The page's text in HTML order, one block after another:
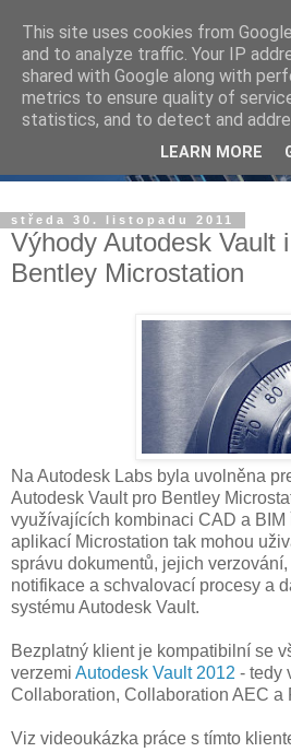
středa 30. listopadu 2011
Výhody Autodesk Vault
Bentley Microstation
Na Autodesk Labs byla uvolněna
Autodesk Vault pro Bentley
využívajících kombinaci CAD a BIM
aplikací Microstation tak mohou
správu dokumentů, jejich
notifikace a schvalovací procesy a
systému Autodesk Vault.
Bezplatný klient je kompatibilní se
verzemi Autodesk Vault 2012 - tedy
Collaboration, Collaboration AEC a
Viz videoukázka práce s tímto
This site uses cookies from
and to analyze traffic. Your IP
shared with Google along with
metrics to ensure quality of
statistics, and to detect and
LEARN MORE